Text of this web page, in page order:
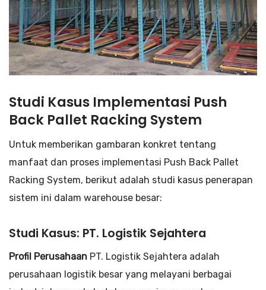
Studi Kasus Implementasi Push
Back Pallet Racking System
Untuk memberikan gambaran konkret tentang
manfaat dan proses implementasi Push Back Pallet
Racking System, berikut adalah studi kasus penerapan
sistem ini dalam warehouse besar:
Studi Kasus: PT. Logistik Sejahtera
Profil Perusahaan PT. Logistik Sejahtera adalah
perusahaan logistik besar yang melayani berbagai